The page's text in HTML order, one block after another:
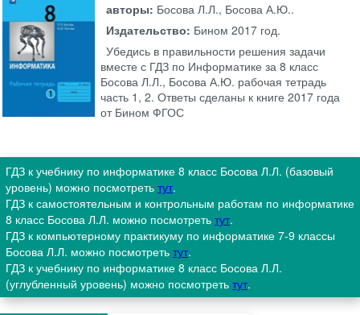
авторы: Босова Л.Л., Босова А.Ю..
Издательство: Бином 2017 год.
Убедись в правильности решения задачи
вместе с ГДЗ по Информатике за 8 класс
Босова Л.Л., Босова А.Ю. рабочая тетрадь
часть 1, 2. Ответы сделаны к книге 2017 года
от Бином ФГОС
ГДЗ к учебнику по информатике 8 класс Босова Л.Л. (базовый
уровень) можно посмотреть тут.
ГДЗ к самостоятельным и контрольным работам по информатике
8 класс Босова Л.Л. можно посмотреть тут.
ГДЗ к компьютерному практикуму по информатике 7-9 классы
Босова Л.Л. можно посмотреть тут.
ГДЗ к учебнику по информатике 8 класс Босова Л.Л.
(углубленный уровень) можно посмотреть тут.